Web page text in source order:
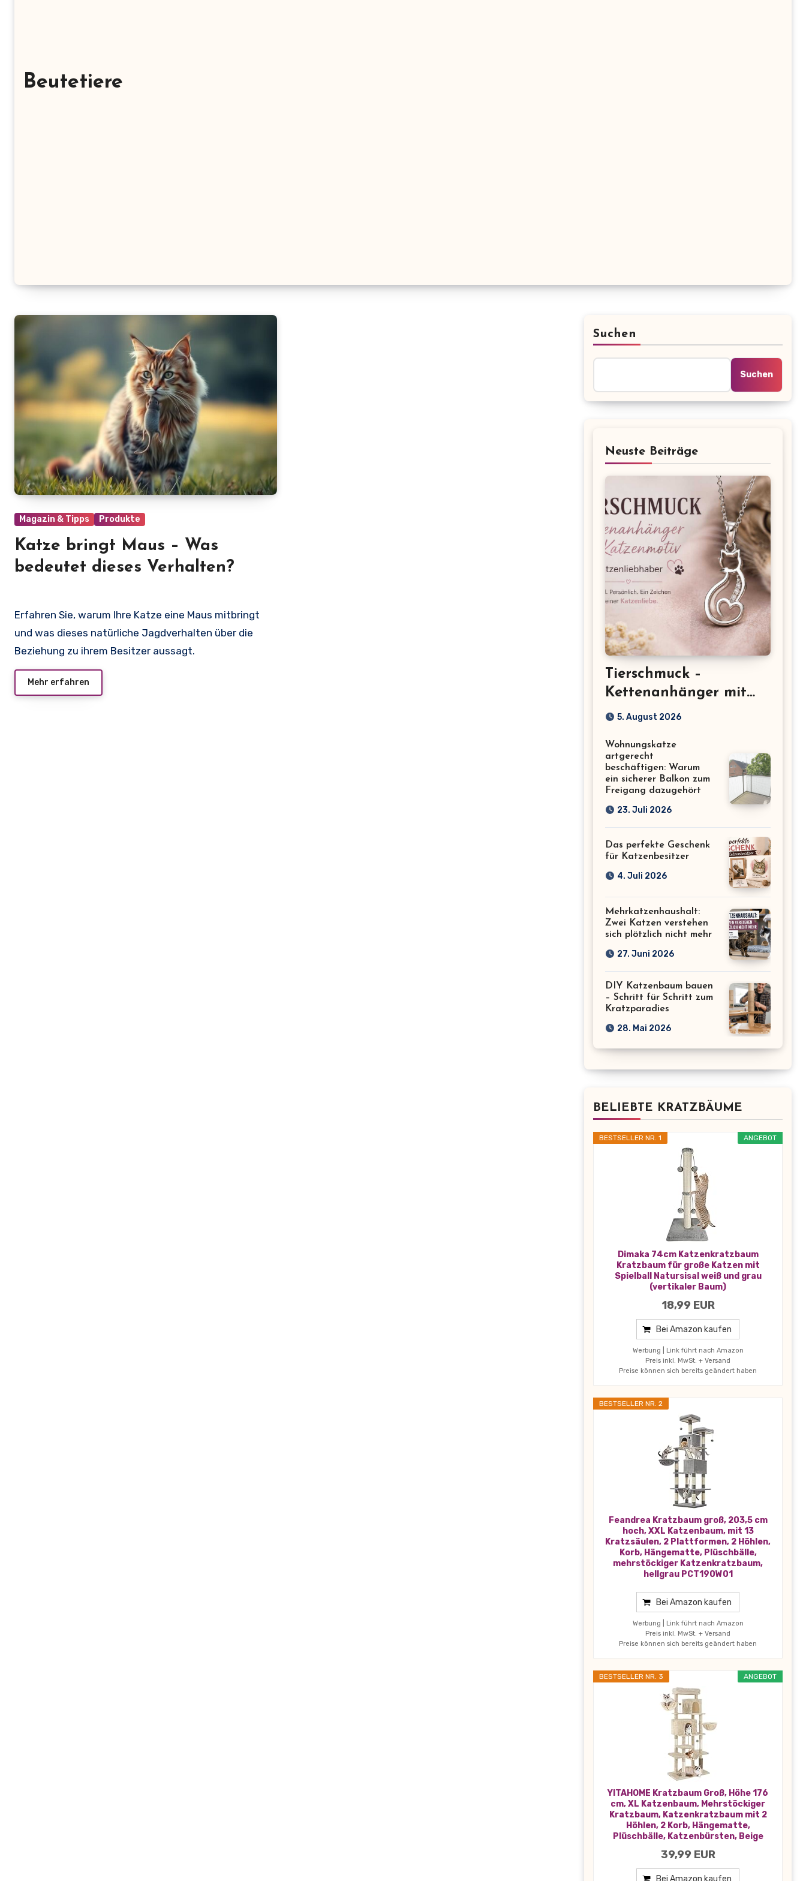
Beutetiere
Magazin & Tipps Produkte
Katze bringt Maus – Was
bedeutet dieses Verhalten?
Erfahren Sie, warum Ihre Katze eine Maus mitbringt
und was dieses natürliche Jagdverhalten über die
Beziehung zu ihrem Besitzer aussagt.
Mehr erfahren
Suchen
Suchen
Neuste Beiträge
Tierschmuck –
Kettenanhänger mit
Katzenmotiv für
5. August 2026
Wohnungskatze
artgerecht
beschäftigen: Warum
ein sicherer Balkon zum
Freigang dazugehört
23. Juli 2026
Das perfekte Geschenk
für Katzenbesitzer
4. Juli 2026
Mehrkatzenhaushalt:
Zwei Katzen verstehen
sich plötzlich nicht mehr
27. Juni 2026
DIY Katzenbaum bauen
– Schritt für Schritt zum
Kratzparadies
28. Mai 2026
BELIEBTE KRATZBÄUME
ANGEBOT
BESTSELLER NR. 1
Dimaka 74cm Katzenkratzbaum
Kratzbaum für große Katzen mit
Spielball Natursisal weiß und grau
(vertikaler Baum)
18,99 EUR
Bei Amazon kaufen
Werbung | Link führt nach Amazon
Preis inkl. MwSt. + Versand
Preise können sich bereits geändert haben
BESTSELLER NR. 2
Feandrea Kratzbaum groß, 203,5 cm
hoch, XXL Katzenbaum, mit 13
Kratzsäulen, 2 Plattformen, 2 Höhlen,
Korb, Hängematte, Plüschbälle,
mehrstöckiger Katzenkratzbaum,
hellgrau PCT190W01
Bei Amazon kaufen
Werbung | Link führt nach Amazon
Preis inkl. MwSt. + Versand
Preise können sich bereits geändert haben
ANGEBOT
BESTSELLER NR. 3
YITAHOME Kratzbaum Groß, Höhe 176
cm, XL Katzenbaum, Mehrstöckiger
Kratzbaum, Katzenkratzbaum mit 2
Höhlen, 2 Korb, Hängematte,
Plüschbälle, Katzenbürsten, Beige
39,99 EUR
Bei Amazon kaufen